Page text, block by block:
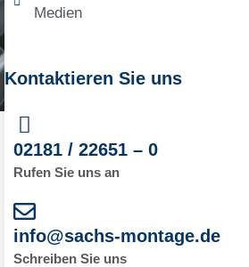
Medien
Kontaktieren Sie uns
02181 / 22651 – 0
Rufen Sie uns an
info@sachs-montage.de
Schreiben Sie uns